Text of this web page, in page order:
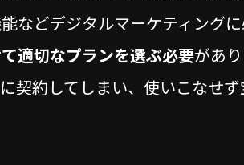
などデジタルマーケティング
適切なプランを選ぶ必要があ
契約してしまい、使いこなせ